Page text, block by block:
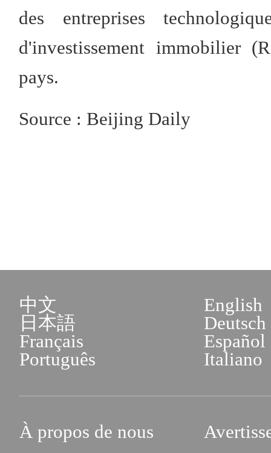
des entreprises
d'investissement immobilier
pays.
Source : Beijing Daily
中文
English
日本語
Deutsch
Français
Español
Português
Italiano
À propos de nous